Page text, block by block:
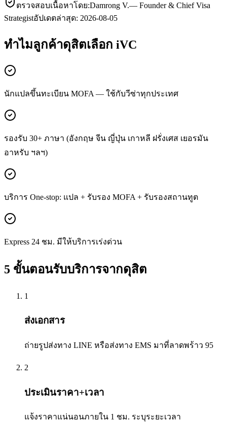
ตรวจสอบเนื้อหาโดย:Damrong V.— Founder & Chief Visa
Strategistอัปเดตล่าสุด: 2026-08-05
ทำไมลูกค้าดุสิตเลือก iVC
นักแปลขึ้นทะเบียน MOFA — ใช้กับวีซ่าทุกประเทศ
รองรับ 30+ ภาษา (อังกฤษ จีน ญี่ปุ่น เกาหลี ฝรั่งเศส เยอรมัน
อาหรับ ฯลฯ)
บริการ One-stop: แปล + รับรอง MOFA + รับรองสถานทูต
Express 24 ชม. มีให้บริการเร่งด่วน
5 ขั้นตอนรับบริการจากดุสิต
1
ส่งเอกสาร
ถ่ายรูปส่งทาง LINE หรือส่งทาง EMS มาที่ลาดพร้าว 95
2
ประเมินราคา+เวลา
แจ้งราคาแน่นอนภายใน 1 ชม. ระบุระยะเวลา